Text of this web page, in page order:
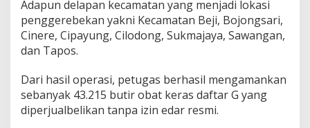
n
u
a
A
p
r
Adapun delapan kecamatan yang menjadi lokasi
penggerebekan yakni Kecamatan Beji, Bojongsari,
Cinere, Cipayung, Cilodong, Sukmajaya, Sawangan,
dan Tapos.
Dari hasil operasi, petugas berhasil mengamankan
sebanyak 43.215 butir obat keras daftar G yang
diperjualbelikan tanpa izin edar resmi.